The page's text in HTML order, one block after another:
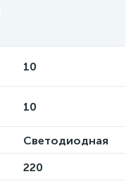
10
10
Светодиодная
220